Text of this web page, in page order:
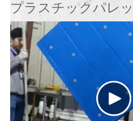
プラスチックパレ